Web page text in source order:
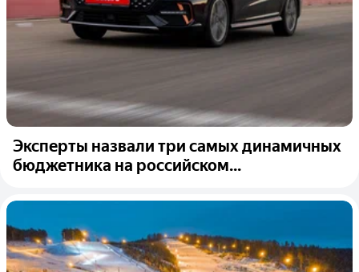
Эксперты назвали три самых динамичных
бюджетника на российском...